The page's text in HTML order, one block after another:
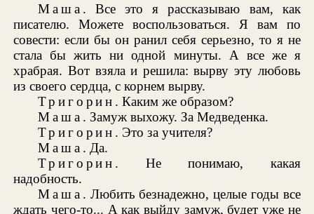
Маша . Все это я рассказываю вам, как
писателю. Можете воспользоваться. Я вам по
совести: если бы он ранил себя серьезно, то я не
стала бы жить ни одной минуты. А все же я
храбрая. Вот взяла и решила: вырву эту любовь
из своего сердца, с корнем вырву.
Тригорин . Каким же образом?
Маша . Замуж выхожу. За Медведенка.
Тригорин . Это за учителя?
Маша . Да.
Тригорин . Не понимаю, какая
надобность.
Маша . Любить безнадежно, целые годы все
ждать чего-то... А как выйду замуж, будет уже не